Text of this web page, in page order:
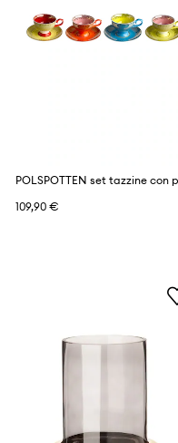
109,90 €